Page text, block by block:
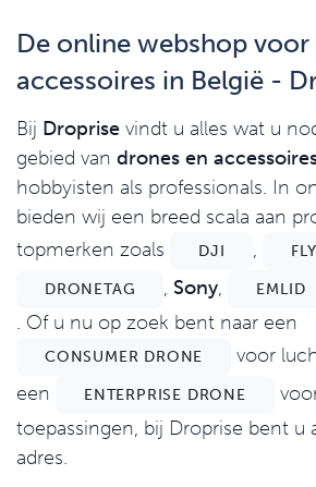
De online webshop voor
accessoires in België -
Bij Droprise vindt u alles wat u
gebied van drones en
hobbyisten als professionals. In
bieden wij een breed scala aan
topmerken zoals
DJI ,
DRONETAG , Sony, EMLID
. Of u nu op zoek bent naar een
CONSUMER DRONE
voor
een
ENTERPRISE DRONE
toepassingen, bij Droprise bent u
adres.